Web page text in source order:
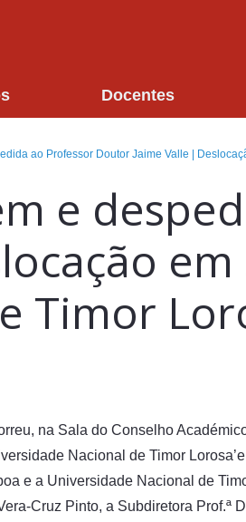
Docentes
ao Professor Doutor Jaime Valle |
e
Timor
na Sala do Conselho
Nacional de Timor
e a Universidade Nacional de
Cruz Pinto, a Subdiretora